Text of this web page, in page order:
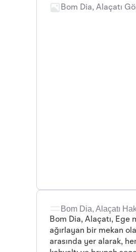
Bom Dia, Alaçatı
Bom Dia, Alaçatı
Bom Dia, Alaçatı,
ağırlayan bir mekan
arasında yer alarak,